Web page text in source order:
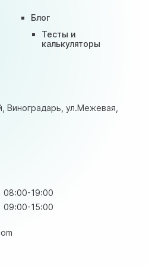
Блог
Тесты и
калькуляторы
Виноградарь, ул.Межевая,
08:00-19:00
09:00-15:00